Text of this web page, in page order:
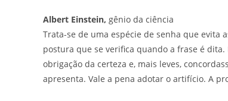
Albert Einstein, gênio da ciência
Trata-se de uma espécie de senha que evita
postura que se verifica quando a frase é
obrigação da certeza e, mais leves,
apresenta. Vale a pena adotar o artifício. A